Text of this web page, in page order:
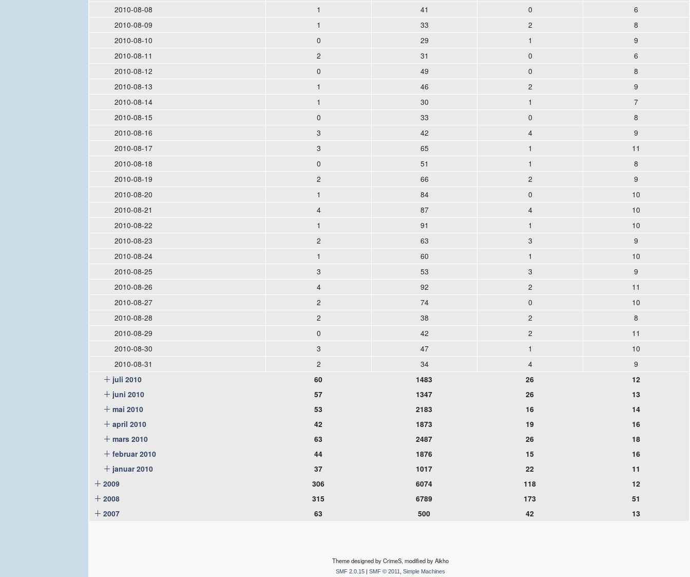
2010-08-08
1 41 0
6
2010-08-09
1 33 2
8
2010-08-10
0 29 1
9
2010-08-11
2 31 0
6
2010-08-12
0 49 0
8
2010-08-13
1 46 2
9
2010-08-14
1 30 1
7
2010-08-15
0 33 0
8
2010-08-16
3 42 4
9
2010-08-17
3 65 1
11
2010-08-18
0 51 1
8
2010-08-19
2 66 2
9
2010-08-20
1 84 0
10
2010-08-21
4 87 4
10
2010-08-22
1 91 1
10
2010-08-23
2 63 3
9
2010-08-24
1 60 1
10
2010-08-25
3 53 3
9
2010-08-26
4 92 2
11
2010-08-27
2 74 0
10
2010-08-28
2 38 2
8
2010-08-29
0 42 2
11
2010-08-30
3 47 1
10
2010-08-31
2 34 4
9
juli 2010
60 1483 26
12
juni 2010
57 1347 26
13
mai 2010
53 2183 16
14
april 2010
42 1873 19
16
mars 2010
63 2487 26
18
februar 2010
44 1876 15
16
januar 2010
37 1017 22
11
2009
306 6074 118
12
2008
315 6789 173
51
2007
63 500 42 13
Theme designed by CrimeS, modified by Aikho
SMF 2.0.15 SMF © 2011 Simple Machines